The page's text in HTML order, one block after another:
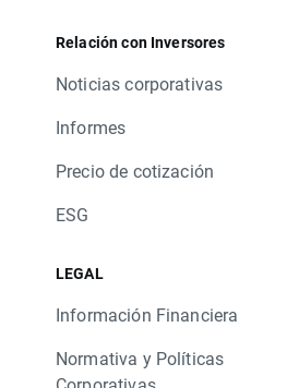
Relación con Inversores
Noticias corporativas
Informes
Precio de cotización
ESG
LEGAL
Información Financiera
Normativa y Políticas